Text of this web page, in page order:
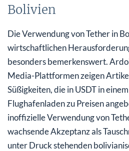
Bolivien
Die Verwendung von Tether in
wirtschaftlichen
besonders bemerkenswert.
Media-Plattformen zeigen
Süßigkeiten, die in USDT in
Flughafenladen zu Preisen
inoffizielle Verwendung von
wachsende Akzeptanz als
unter Druck stehenden